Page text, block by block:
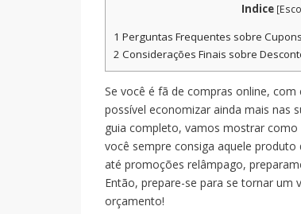
Indice [
1 Perguntas Frequentes sobre
2 Considerações Finais sobre
Se você é fã de compras online,
possível economizar ainda mais nas
guia completo, vamos mostrar
você sempre consiga aquele
até promoções relâmpago,
Então, prepare-se para se tornar
orçamento!